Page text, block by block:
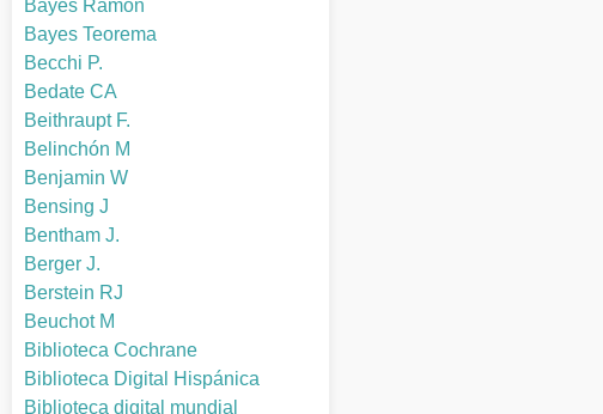
Bayés Ramón
Bayes Teorema
Becchi P.
Bedate CA
Beithraupt F.
Belinchón M
Benjamin W
Bensing J
Bentham J.
Berger J.
Berstein RJ
Beuchot M
Biblioteca Cochrane
Biblioteca Digital Hispánica
Biblioteca digital mundial